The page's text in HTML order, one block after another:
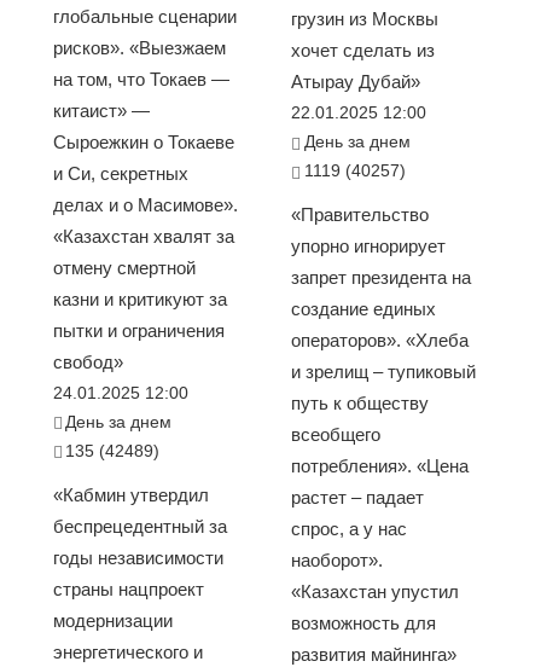
глобальные сценарии
рисков». «Выезжаем
на том, что Токаев —
китаист» —
Сыроежкин о Токаеве
и Си, секретных
делах и о Масимове».
«Казахстан хвалят за
отмену смертной
казни и критикуют за
пытки и ограничения
свобод»
24.01.2025 12:00
День за днем
135 (42489)
«Кабмин утвердил
беспрецедентный за
годы независимости
страны нацпроект
модернизации
энергетического и
грузин из Москвы
хочет сделать из
Атырау Дубай»
22.01.2025 12:00
День за днем
1119 (40257)
«Правительство
упорно игнорирует
запрет президента на
создание единых
операторов». «Хлеба
и зрелищ – тупиковый
путь к обществу
всеобщего
потребления». «Цена
растет – падает
спрос, а у нас
наоборот».
«Казахстан упустил
возможность для
развития майнинга»